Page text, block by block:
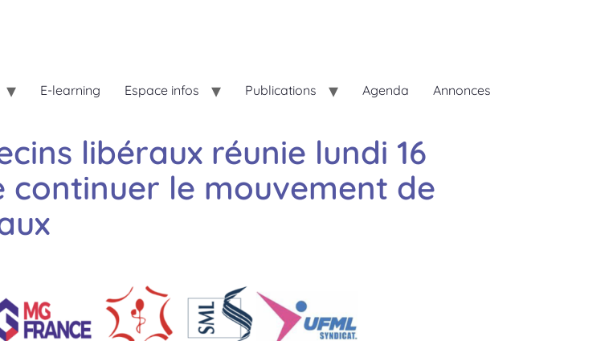
E-learning Espace infos Publications Agenda Annonces
libéraux réunie lundi 16
le mouvement de